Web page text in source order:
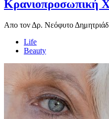
Κρανιοπροσωπική
Απο τον Δρ. Νεόφυτο
Life
Beauty